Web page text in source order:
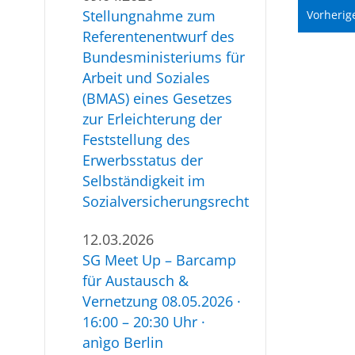
Stellungnahme zum
Referentenentwurf des
Bundesministeriums für
Arbeit und Soziales
(BMAS) eines Gesetzes
zur Erleichterung der
Feststellung des
Erwerbsstatus der
Selbständigkeit im
Sozialversicherungsrecht
12.03.2026
SG Meet Up – Barcamp
für Austausch &
Vernetzung 08.05.2026 ·
16:00 – 20:30 Uhr ·
anìgo Berlin